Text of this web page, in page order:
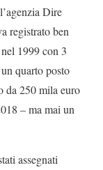
Dire
registrato ben
1999 con 3
quarto posto
da 250 mila euro
– ma mai un
assegnati